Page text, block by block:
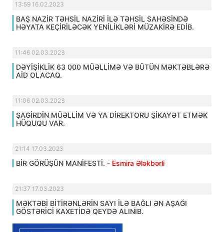
13:59 16.02.2023
BAŞ NAZİR TƏHSİL NAZİRİ İLƏ TƏHSİL SAHƏSİNDƏ
HƏYATA KEÇİRİLƏCƏK YENİLİKLƏRİ MÜZAKİRƏ EDİB.
11:46 02.03.2023
DƏYİŞİKLİK 63 000 MÜƏLLİMƏ VƏ BÜTÜN MƏKTƏBLƏRƏ
AİD OLACAQ.
11:06 02.03.2023
ŞAGİRDİN MÜƏLLİM VƏ YA DİREKTORU ŞİKAYƏT ETMƏK
HÜQUQU VAR.
21:14 17.03.2023
BİR GÖRÜŞÜN MANİFESTİ. - Esmira Ələkbərli
21:37 17.03.2023
MƏKTƏBİ BİTİRƏNLƏRİN SAYI İLƏ BAĞLI ƏN AŞAĞI
GÖSTƏRİCİ KAXETİDƏ QEYDƏ ALINIB.